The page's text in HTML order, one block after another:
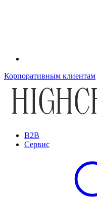
Корпоративным клиентам
B2B
Сервис